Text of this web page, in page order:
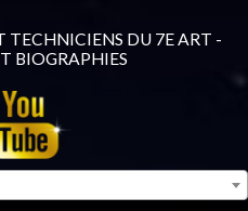
TECHNICIENS DU 7E ART -
BIOGRAPHIES